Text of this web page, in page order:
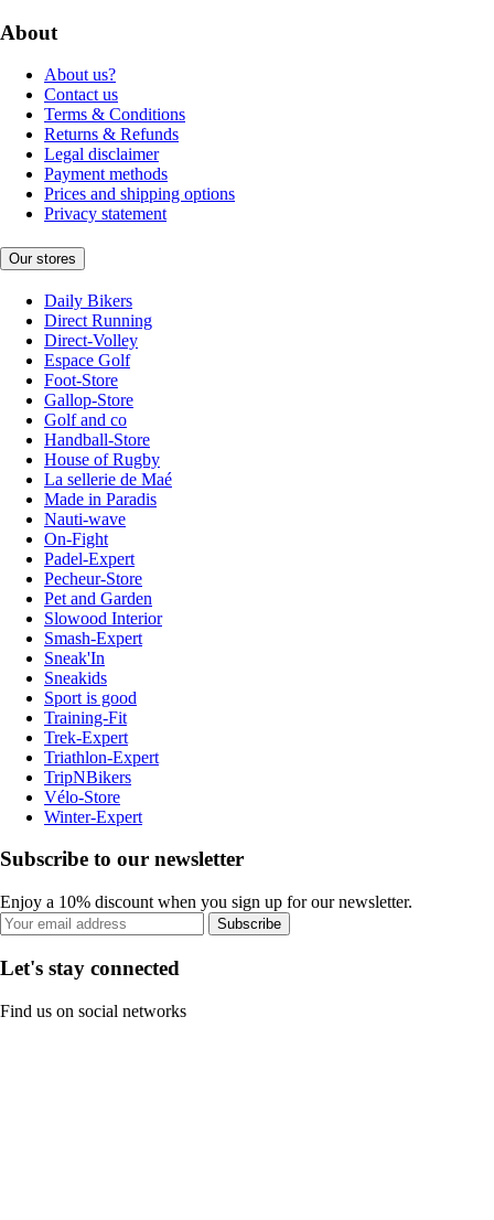
About
About us?
Contact us
Terms & Conditions
Returns & Refunds
Legal disclaimer
Payment methods
Prices and shipping options
Privacy statement
Our stores
Daily Bikers
Direct Running
Direct-Volley
Espace Golf
Foot-Store
Gallop-Store
Golf and co
Handball-Store
House of Rugby
La sellerie de Maé
Made in Paradis
Nauti-wave
On-Fight
Padel-Expert
Pecheur-Store
Pet and Garden
Slowood Interior
Smash-Expert
Sneak'In
Sneakids
Sport is good
Training-Fit
Trek-Expert
Triathlon-Expert
TripNBikers
Vélo-Store
Winter-Expert
Subscribe to our newsletter
Enjoy a 10% discount when you sign up for our newsletter.
Subscribe
Let's stay connected
Find us on social networks